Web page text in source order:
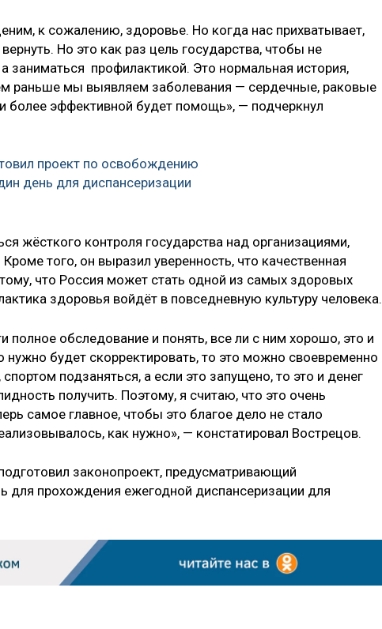
к сожалению, здоровье. Но когда нас прихватывает,
Но это как раз цель государства, чтобы не
заниматься профилактикой. Это нормальная история,
раньше мы выявляем заболевания — сердечные, раковые
более эффективной будет помощь», — подчеркнул
проект по освобождению
день для диспансеризации
жёсткого контроля государства над организациями,
того, он выразил уверенность, что качественная
что Россия может стать одной из самых здоровых
здоровья войдёт в повседневную культуру человека.
обследование и понять, все ли с ним хорошо, это и
нужно будет скорректировать, то это можно своевременно
подзаняться, а если это запущено, то это и денег
получить. Поэтому, я считаю, что это очень
самое главное, чтобы это благое дело не стало
как нужно», — констатировал Вострецов.
законопроект, предусматривающий
для прохождения ежегодной диспансеризации для